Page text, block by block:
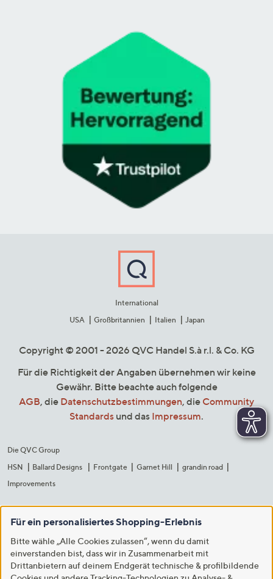
International
USA
Großbritannien Italien Japan
Copyright © 2001 - 2026 QVC Handel S.à r.l. & Co. KG
Für die Richtigkeit der Angaben übernehmen wir keine
Gewähr. Bitte beachte auch folgende
AGB, die Datenschutzbestimmungen, die Community
Standards und das Impressum.
Die QVC Group
HSN
Ballard Designs Frontgate Garnet Hill
grandin road
Improvements
Für ein personalisiertes Shopping-Erlebnis
Bitte wähle „Alle Cookies zulassen“, wenn du damit
einverstanden bist, dass wir in Zusammenarbeit mit
Drittanbietern auf deinem Endgerät technische & profilbildende